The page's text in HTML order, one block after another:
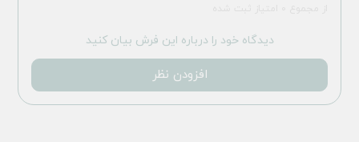
دیدگاه خود را درباره این فرش بیان کنید
افزودن نظر